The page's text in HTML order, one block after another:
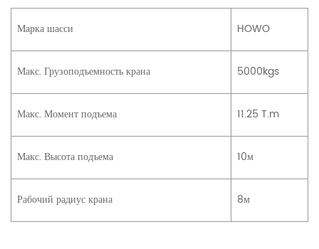
Марка шасси HOWO
Макс. Грузоподъемность крана 5000kgs
Макс. Момент подъема 11.25 T.m
Макс. Высота подъема 10м
Рабочий радиус крана 8м